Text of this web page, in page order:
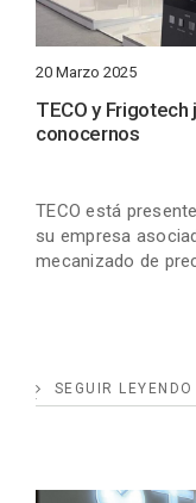
20 Marzo 2025
TECO y Frigotech
conocernos
TECO está
su empresa
mecanizado de
SEGUIR LEYENDO